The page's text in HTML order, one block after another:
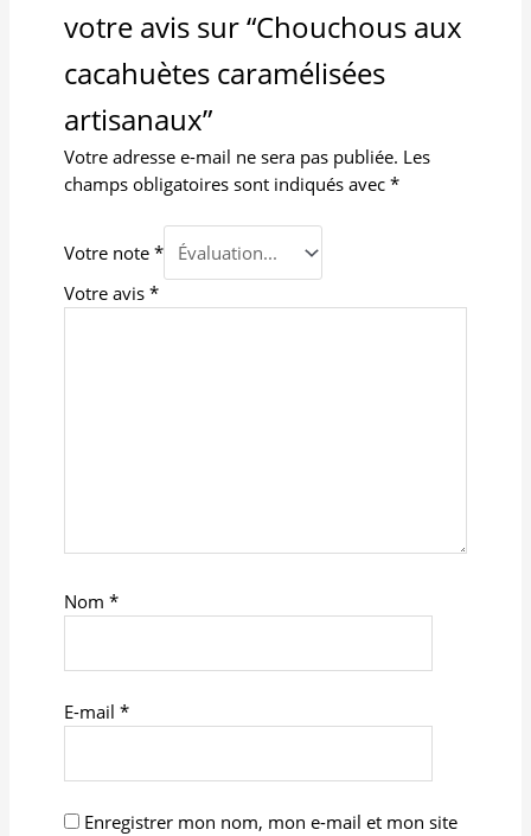
votre avis sur “Chouchous aux
cacahuètes caramélisées
artisanaux”
Votre adresse e-mail ne sera pas publiée. Les
champs obligatoires sont indiqués avec *
Votre note *
Votre avis *
Nom *
E-mail *
Enregistrer mon nom, mon e-mail et mon site